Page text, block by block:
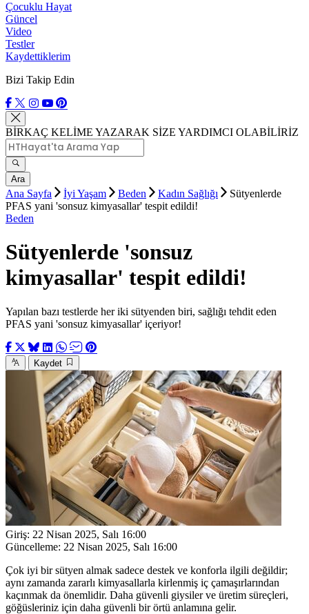
Çocuklu Hayat
Güncel
Video
Testler
Kaydettiklerim
Bizi Takip Edin
BİRKAÇ KELİME YAZARAK SİZE YARDIMCI OLABİLİRİZ
Ara
Ana Sayfa İyi Yaşam Beden Kadın Sağlığı
Sütyenlerde
PFAS yani 'sonsuz kimyasallar' tespit edildi!
Beden
Sütyenlerde 'sonsuz
kimyasallar' tespit edildi!
Yapılan bazı testlerde her iki sütyenden biri, sağlığı tehdit eden
PFAS yani 'sonsuz kimyasallar' içeriyor!
Kaydet
Giriş: 22 Nisan 2025, Salı 16:00
Güncelleme: 22 Nisan 2025, Salı 16:00
Çok iyi bir sütyen almak sadece destek ve konforla ilgili değildir;
aynı zamanda zararlı kimyasallarla kirlenmiş iç çamaşırlarından
kaçınmak da önemlidir. Daha güvenli giysiler ve üretim süreçleri,
göğüsleriniz için daha güvenli bir örtü anlamına gelir.